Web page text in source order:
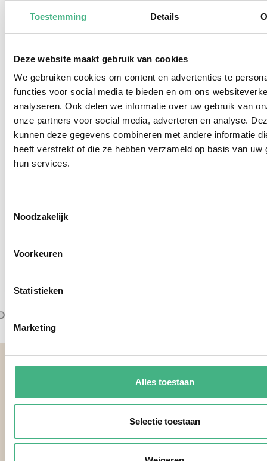
Toestemming Details
Deze website maakt gebruik van cookies
We gebruiken cookies om content en advertenties te
functies voor social media te bieden en om ons
analyseren. Ook delen we informatie over uw gebruik van
onze partners voor social media, adverteren en analyse.
kunnen deze gegevens combineren met andere informatie
heeft verstrekt of die ze hebben verzameld op basis van uw
hun services.
Noodzakelijk
Voorkeuren
Statistieken
Marketing
Alles toestaan
Selectie toestaan
"Zomer High Tea" in Buurtkamer
VOP - voor mantelzorgers
Kom lekker genieten en ontmoet andere
Footer
Contactgegevens